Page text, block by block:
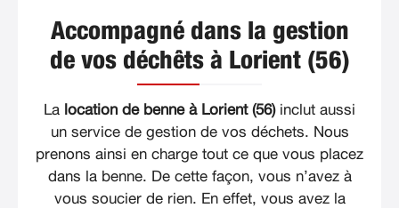
Accompagné dans la gestion
de vos déchêts à Lorient (56)
La location de benne à Lorient (56)inclut aussi
un service de gestion de vos déchets. Nous
prenons ainsi en charge tout ce que vous placez
dans la benne. De cette façon, vous n’avez à
vous soucier de rien. En effet, vous avez la